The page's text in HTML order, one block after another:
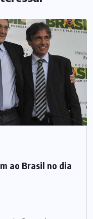
ao Brasil no dia